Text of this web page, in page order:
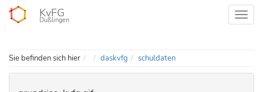
KvFG
Dußlingen
Sie befinden sich hier Home
daskvfg schuldaten